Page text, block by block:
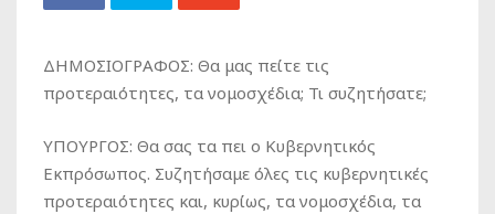
ΔΗΜΟΣΙΟΓΡΑΦΟΣ: Θα μας πείτε τις
προτεραιότητες, τα νομοσχέδια; Τι συζητήσατε;
ΥΠΟΥΡΓΟΣ: Θα σας τα πει ο Κυβερνητικός
Εκπρόσωπος. Συζητήσαμε όλες τις κυβερνητικές
προτεραιότητες και, κυρίως, τα νομοσχέδια, τα